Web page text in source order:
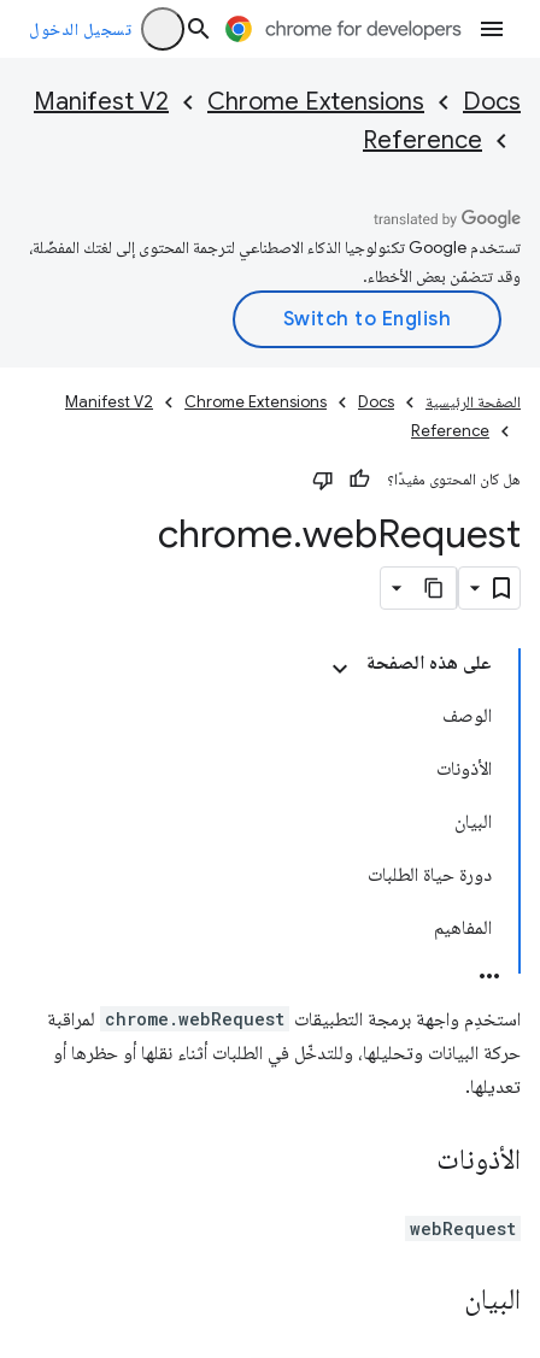
تسجيل الدخول
Docs
Chrome Extensions
Manifest V2
Reference
تستخدم Google تكنولوجيا الذكاء الاصطناعي لترجمة المحتوى إلى لغتك المفضّلة،
وقد تتضمّن بعض الأخطاء.
الصفحة الرئيسية Docs
Chrome Extensions
Manifest V2
Reference
هل كان المحتوى مفيدًا؟
chrome.webRequest
على هذه الصفحة
الوصف
الأذونات
البيان
دورة حياة الطلبات
المفاهيم
استخدِم واجهة برمجة التطبيقات chrome.webRequest لمراقبة
حركة البيانات وتحليلها، وللتدخّل في الطلبات أثناء نقلها أو حظرها أو
تعديلها.
الأذونات
webRequest
البيان